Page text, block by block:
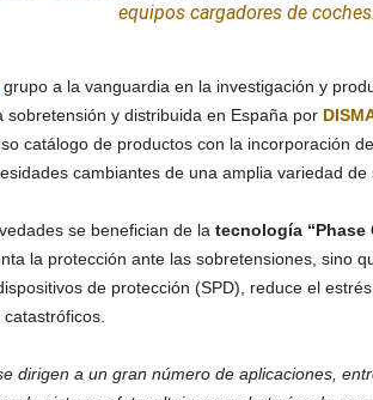
equipos cargadores de coches.
, grupo a la vanguardia en la investigación y
sobretensión y distribuida en España por
catálogo de productos con la incorporación
cambiantes de una amplia variedad de
se benefician de la tecnología “Phase
la protección ante las sobretensiones, sino
de protección (SPD), reduce el
dirigen a un gran número de aplicaciones,